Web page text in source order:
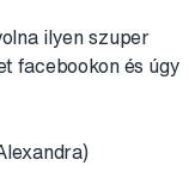
ilyen szuper
facebookon és úgy